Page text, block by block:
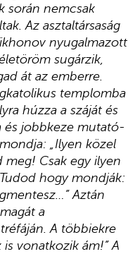
során nemcsak
Az asztaltársaság
nyugalmazott
sugárzik,
át az emberre.
templomba
húzza a száját és
és jobbkeze mutató-
„Ilyen közel
Csak egy ilyen
hogy mondják:
Aztán
a
A többiekre
vonatkozik ám!” A